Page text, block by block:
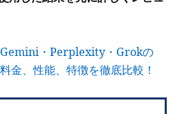
Gemini・Perplexity・Grokの
金、性能、特徴を徹底比較！